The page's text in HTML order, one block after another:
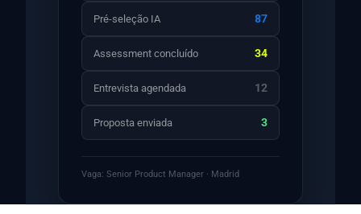
Pré-seleção IA 87
Assessment concluído 34
Entrevista agendada 12
Proposta enviada 3
Vaga: Senior Product Manager · Madrid